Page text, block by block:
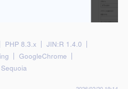
PHP 8.3.x
JIN:R 1.4.0
GoogleChrome